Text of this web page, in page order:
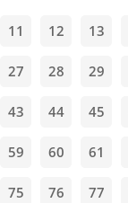
11 12 13
27 28 29
43 44 45
59 60 61
75 76 77